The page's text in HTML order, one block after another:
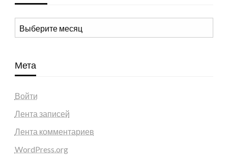
Архивы
Мета
Войти
Лента записей
Лента комментариев
WordPress.org